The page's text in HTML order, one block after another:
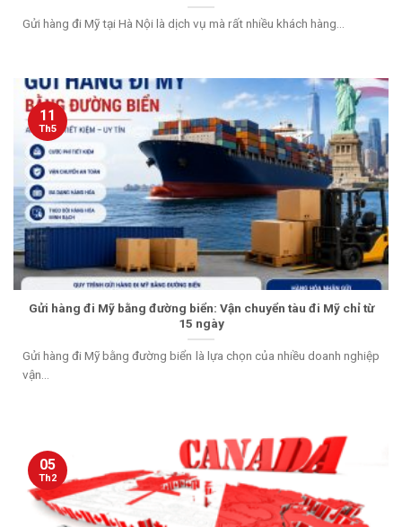
Gửi hàng đi Mỹ tại Hà Nội là dịch vụ mà rất nhiều khách hàng...
Gửi hàng đi Mỹ bằng đường biển: Vận chuyển tàu đi Mỹ chỉ từ
15 ngày
Gửi hàng đi Mỹ bằng đường biển là lựa chọn của nhiều doanh nghiệp
vận...
11
Th5
05
Th2